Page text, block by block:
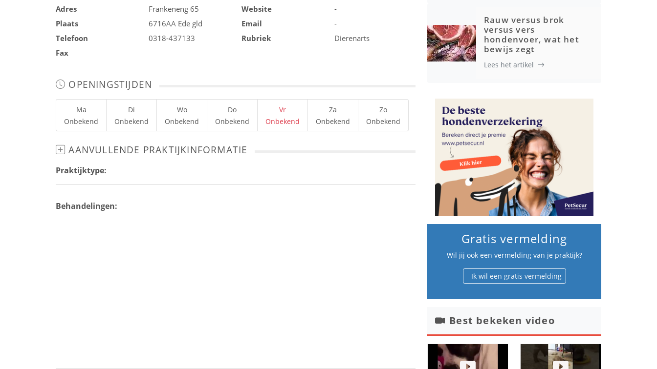
Adres
Frankeneng 65
Plaats
6716AA Ede gld
Telefoon
0318-437133
Fax
Website
-
Email
-
Rubriek
Dierenarts
OPENINGSTIJDEN
Ma
Onbekend
Di
Onbekend
Wo
Onbekend
Do
Onbekend
Vr
Onbekend
Za
Onbekend
Zo
Onbekend
AANVULLENDE PRAKTIJKINFORMATIE
Praktijktype:
Behandelingen:
Rauw versus brok
versus vers
hondenvoer, wat het
bewijs zegt
Lees het artikel
Gratis vermelding
Wil jij ook een vermelding van je praktijk?
Ik wil een gratis vermelding
Best bekeken video